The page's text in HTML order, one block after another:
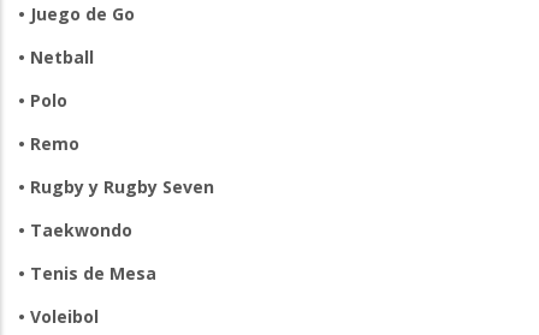
• Juego de Go
• Netball
• Polo
• Remo
• Rugby y Rugby Seven
• Taekwondo
• Tenis de Mesa
• Voleibol